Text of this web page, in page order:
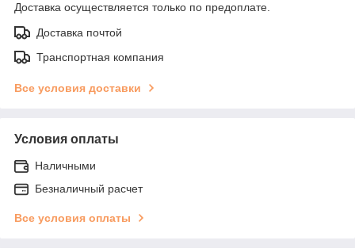
Доставка осуществляется только по предоплате.
Доставка почтой
Транспортная компания
Все условия доставки
Условия оплаты
Наличными
Безналичный расчет
Все условия оплаты